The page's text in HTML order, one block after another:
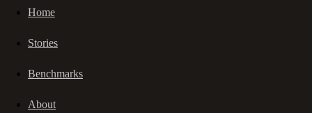
Home
Stories
Benchmarks
About